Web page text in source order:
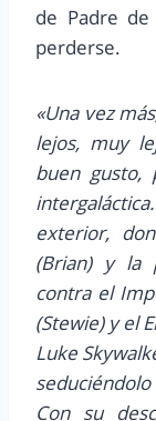
de Padre
perderse.
«Una vez
lejos, muy
buen gusto,
exterior,
(Brian) y la
contra el
(Stewie) y el
Luke
Con su